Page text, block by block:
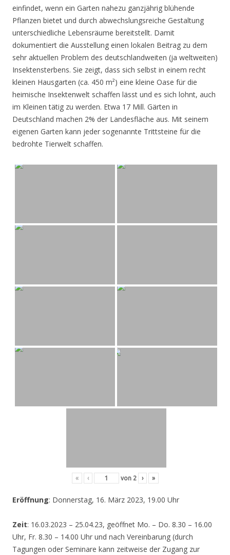
einfindet, wenn ein Garten nahezu ganzjährig blühende
Pflanzen bietet und durch abwechslungsreiche Gestaltung
unterschiedliche Lebensräume bereitstellt. Damit
dokumentiert die Ausstellung einen lokalen Beitrag zu dem
sehr aktuellen Problem des deutschlandweiten (ja weltweiten)
Insektensterbens. Sie zeigt, dass sich selbst in einem recht
kleinen Hausgarten (ca. 450 m²) eine kleine Oase für die
heimische Insektenwelt schaffen lässt und es sich lohnt, auch
im Kleinen tätig zu werden. Etwa 17 Mill. Gärten in
Deutschland machen 2% der Landesfläche aus. Mit seinem
eigenen Garten kann jeder sogenannte Trittsteine für die
bedrohte Tierwelt schaffen.
« ‹ von 2 › »
Eröffnung: Donnerstag, 16. März 2023, 19.00 Uhr
Zeit: 16.03.2023 – 25.04.23, geöffnet Mo. – Do. 8.30 – 16.00
Uhr, Fr. 8.30 – 14.00 Uhr und nach Vereinbarung (durch
Tagungen oder Seminare kann zeitweise der Zugang zur